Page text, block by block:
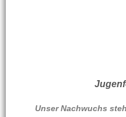
Unser Nachwuchs